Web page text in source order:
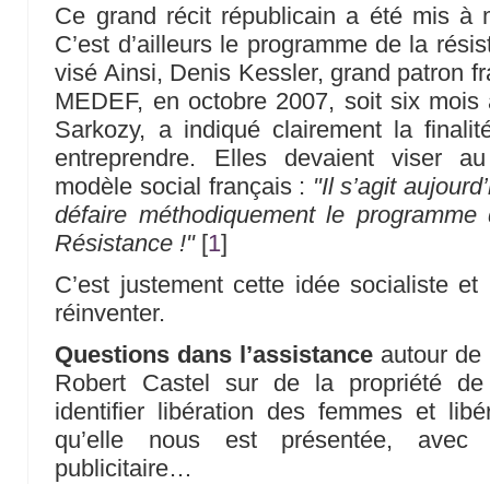
Ce grand récit républicain a été mis à
C’est d’ailleurs le programme de la
visé Ainsi, Denis Kessler, grand patron
MEDEF, en octobre 2007, soit six mois
Sarkozy, a indiqué clairement la
entreprendre. Elles devaient viser
modèle social français : "Il s’agit
défaire méthodiquement le
Résistance !"[1]
C’est justement cette idée socialiste et
réinventer.
Questions dans l’assistance autour de
Robert Castel sur de la propriété
identifier libération des femmes et
qu’elle nous est présentée, avec
publicitaire…